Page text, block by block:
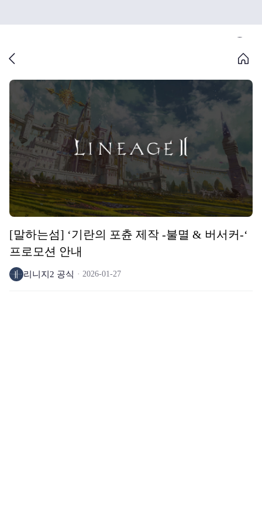
[말하는섬] ‘기란의 포츈 제작 -불멸 & 버서커-‘
프로모션 안내
리니지2 공식 2026-01-27